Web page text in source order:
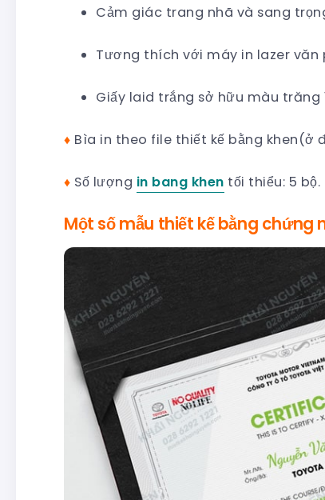
Cảm giác trang nhã và sang
Tương thích với máy in lazer văn
Giấy laid trắng sở hữu màu
♦ Bìa in theo file thiết kế bằng khen(ở
♦ Số lượng in bang khen tối thiểu: 5 bộ.
Một số mẫu thiết kế bằng chứng